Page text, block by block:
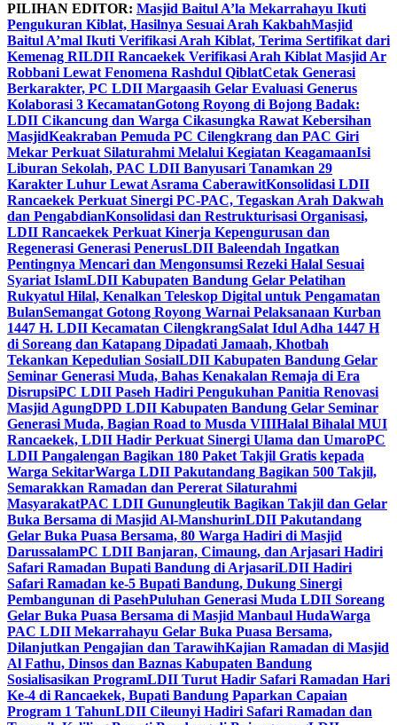
PILIHAN EDITOR: Masjid Baitul A’la Mekarrahayu Ikuti
Pengukuran Kiblat, Hasilnya Sesuai Arah KakbahMasjid
Baitul A’mal Ikuti Verifikasi Arah Kiblat, Terima Sertifikat dari
Kemenag RILDII Rancaekek Verifikasi Arah Kiblat Masjid Ar
Robbani Lewat Fenomena Rashdul QiblatCetak Generasi
Berkarakter, PC LDII Margaasih Gelar Evaluasi Generus
Kolaborasi 3 KecamatanGotong Royong di Bojong Badak:
LDII Cikancung dan Warga Cikasungka Rawat Kebersihan
MasjidKeakraban Pemuda PC Cilengkrang dan PAC Giri
Mekar Perkuat Silaturahmi Melalui Kegiatan KeagamaanIsi
Liburan Sekolah, PAC LDII Banyusari Tanamkan 29
Karakter Luhur Lewat Asrama CaberawitKonsolidasi LDII
Rancaekek Perkuat Sinergi PC-PAC, Tegaskan Arah Dakwah
dan PengabdianKonsolidasi dan Restrukturisasi Organisasi,
LDII Rancaekek Perkuat Kinerja Kepengurusan dan
Regenerasi Generasi PenerusLDII Baleendah Ingatkan
Pentingnya Mencari dan Mengonsumsi Rezeki Halal Sesuai
Syariat IslamLDII Kabupaten Bandung Gelar Pelatihan
Rukyatul Hilal, Kenalkan Teleskop Digital untuk Pengamatan
BulanSemangat Gotong Royong Warnai Pelaksanaan Kurban
1447 H. LDII Kecamatan CilengkrangSalat Idul Adha 1447 H
di Soreang dan Katapang Dipadati Jamaah, Khotbah
Tekankan Kepedulian SosialLDII Kabupaten Bandung Gelar
Seminar Generasi Muda, Bahas Kenakalan Remaja di Era
DisrupsiPC LDII Paseh Hadiri Pengukuhan Panitia Renovasi
Masjid AgungDPD LDII Kabupaten Bandung Gelar Seminar
Generasi Muda, Bagian Road to Musda VIIIHalal Bihalal MUI
Rancaekek, LDII Hadir Perkuat Sinergi Ulama dan UmaroPC
LDII Pangalengan Bagikan 180 Paket Takjil Gratis kepada
Warga SekitarWarga LDII Pakutandang Bagikan 500 Takjil,
Semarakkan Ramadan dan Pererat Silaturahmi
MasyarakatPAC LDII Gunungleutik Bagikan Takjil dan Gelar
Buka Bersama di Masjid Al-ManshurinLDII Pakutandang
Gelar Buka Puasa Bersama, 80 Warga Hadiri di Masjid
DarussalamPC LDII Banjaran, Cimaung, dan Arjasari Hadiri
Safari Ramadan Bupati Bandung di ArjasariLDII Hadiri
Safari Ramadan ke-5 Bupati Bandung, Dukung Sinergi
Pembangunan di PasehPuluhan Generasi Muda LDII Soreang
Gelar Buka Puasa Bersama di Masjid Manbaul HudaWarga
PAC LDII Mekarrahayu Gelar Buka Puasa Bersama,
Dilanjutkan Pengajian dan TarawihKajian Ramadan di Masjid
Al Fathu, Dinsos dan Baznas Kabupaten Bandung
Sosialisasikan ProgramLDII Turut Hadir Safari Ramadan Hari
Ke-4 di Rancaekek, Bupati Bandung Paparkan Capaian
Program 1 TahunLDII Cileunyi Hadiri Safari Ramadan dan